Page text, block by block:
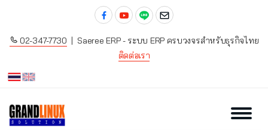
02-347-7730 | Saeree ERP - ระบบ ERP ครบวงจรสำหรับธุรกิจไทย
ติดต่อเรา